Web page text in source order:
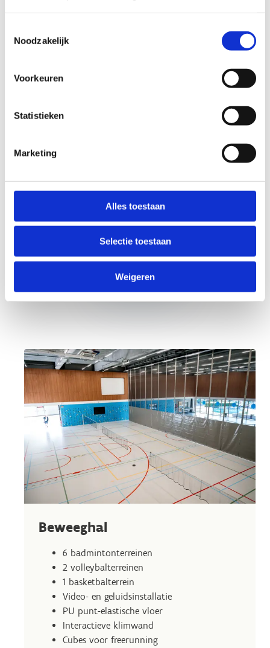
Noodzakelijk
Voorkeuren
Statistieken
Marketing
Alles toestaan
Selectie toestaan
Weigeren
Geschikt als evenementenzaal
volleybalterrein, 1 torbal/goalbal terrein
PU combi-elastische vloer
polyvalente
zaal
Beweeghal
6 badmintonterreinen
2 volleybalterreinen
1 basketbalterrein
Video- en geluidsinstallatie
PU punt-elastische vloer
Interactieve klimwand
Cubes voor freerunning